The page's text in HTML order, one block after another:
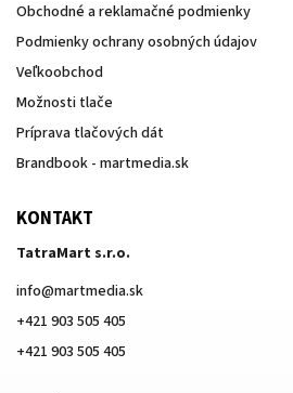
Obchodné a reklamačné podmienky
Podmienky ochrany osobných údajov
Veľkoobchod
Možnosti tlače
Príprava tlačových dát
Brandbook - martmedia.sk
KONTAKT
TatraMart s.r.o.
info@martmedia.sk
+421 903 505 405
+421 903 505 405